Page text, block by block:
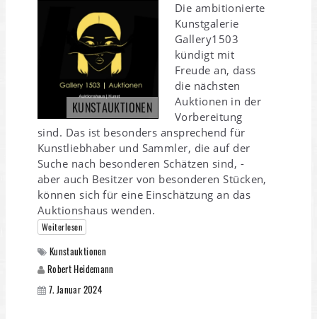
KUNSTAUKTIONEN
Die ambitionierte
Kunstgalerie
Gallery1503
kündigt mit
Freude an, dass
die nächsten
Auktionen in der
Vorbereitung
sind. Das ist besonders ansprechend für
Kunstliebhaber und Sammler, die auf der
Suche nach besonderen Schätzen sind, -
aber auch Besitzer von besonderen Stücken,
können sich für eine Einschätzung an das
Auktionshaus wenden.
Weiterlesen
Kunstauktionen
Robert Heidemann
7. Januar 2024